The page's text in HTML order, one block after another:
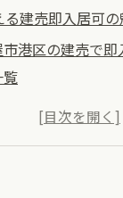
建売即入居可
港区の建売で即
覧
宅なら家族の新生